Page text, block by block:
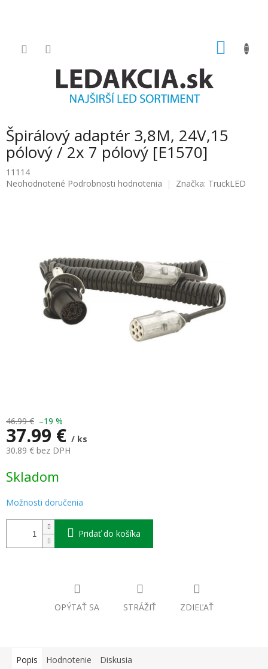
Špirálový adaptér 3,8M, 24V,15
pólový / 2x 7 pólový [E1570]
11114
Priemerné
hviezdičiek.
Neohodnotené Podrobnosti hodnotenia Značka: TruckLED
46.99 € –19 %
37.99 € / ks
30.89 € bez DPH
cena:
Skladom
Možnosti doručenia
Pridať do košíka
OPÝTAŤ SA STRÁŽIŤ ZDIEĽAŤ
Popis Hodnotenie Diskusia